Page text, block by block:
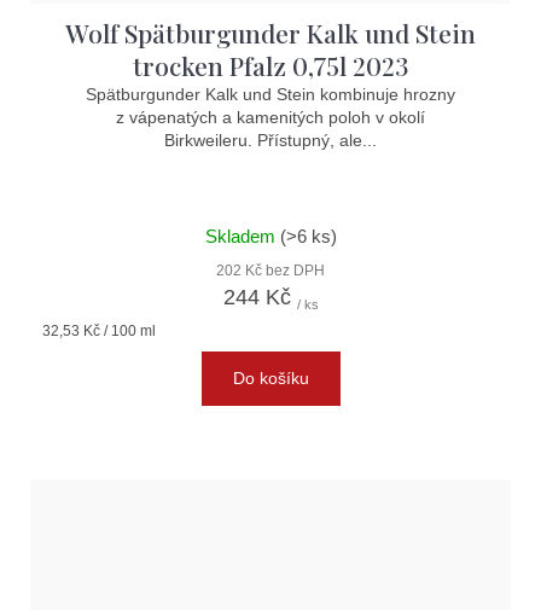
Wolf Spätburgunder Kalk und Stein
trocken Pfalz 0,75l 2023
Spätburgunder Kalk und Stein kombinuje hrozny
z vápenatých a kamenitých poloh v okolí
Birkweileru. Přístupný, ale...
Skladem (>6 ks)
202 Kč bez DPH
244 Kč / ks
Měrná
32,53 Kč / 100 ml
Do košíku